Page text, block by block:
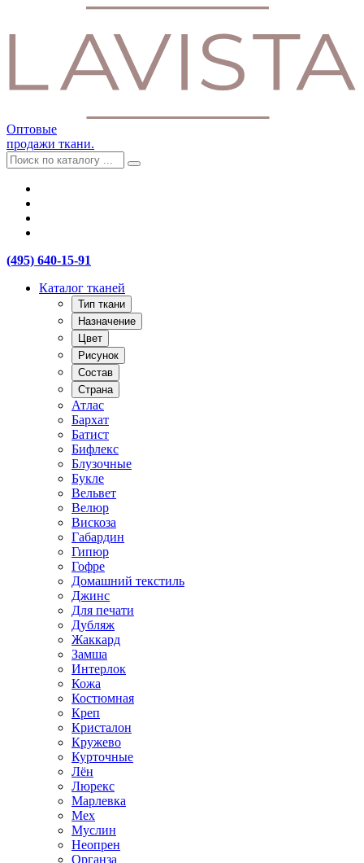
Оптовые
продажи ткани.
(495) 640-15-91
Каталог тканей
Тип ткани
Назначение
Цвет
Рисунок
Состав
Страна
Атлас
Бархат
Батист
Бифлекс
Блузочные
Букле
Вельвет
Велюр
Вискоза
Габардин
Гипюр
Гофре
Домашний текстиль
Джинс
Для печати
Дубляж
Жаккард
Замша
Интерлок
Кожа
Костюмная
Креп
Кристалон
Кружево
Курточные
Лён
Люрекс
Марлевка
Мех
Муслин
Неопрен
Органза